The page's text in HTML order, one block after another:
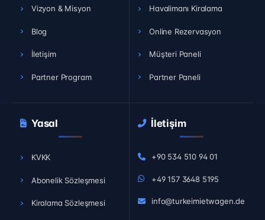
Vizyon & Misyon
Blog
İletişim
Partner Program
Havalimanı Kiralama
Online Rezervasyon
Müşteri Paneli
Partner Paneli
Yasal
KVKK
Abonelik Sözleşmesi
Kiralama Sözleşmesi
İletişim
+90 534 510 94 01
+49 157 3648 5195
info@turkeimietwagen.de